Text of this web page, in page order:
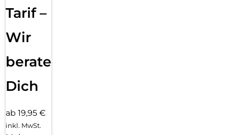
Tarif –
Wir
beraten
Dich
ab 19,95 €
inkl. MwSt.